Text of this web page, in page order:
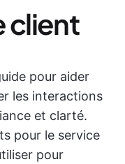
client
pour aider
les interactions
et clarté.
pour le service
pour